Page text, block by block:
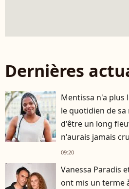
Dernières
Mentissa n'a plus
le quotidien de
d'être un long
n'aurais jamais
publiquement"
09:20
Vanessa Paradis
ont mis un terme